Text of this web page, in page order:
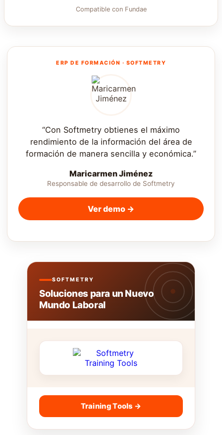
Compatible con Fundae
ERP DE FORMACIÓN · SOFTMETRY
“Con Softmetry obtienes el máximo
rendimiento de la información del área de
formación de manera sencilla y económica.”
Maricarmen Jiménez
Responsable de desarrollo de Softmetry
Ver demo →
SOFTMETRY
Soluciones para un Nuevo
Mundo Laboral
Training Tools →